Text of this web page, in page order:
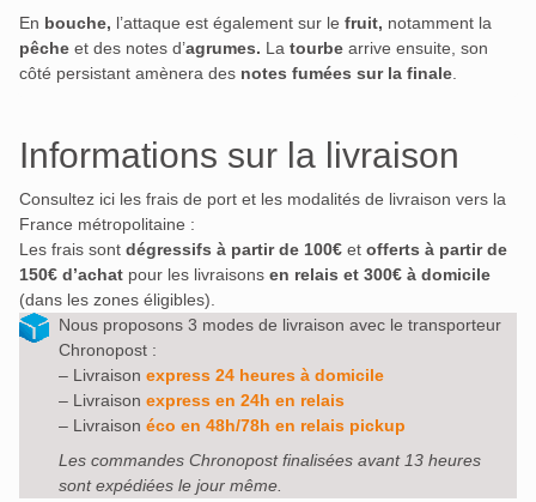
En bouche, l’attaque est également sur le fruit, notamment la
pêche et des notes d’agrumes. La tourbe arrive ensuite, son
côté persistant amènera des notes fumées sur la finale.
Informations sur la livraison
Consultez ici les frais de port et les modalités de livraison vers la
France métropolitaine :
Les frais sont dégressifs à partir de 100€ et offerts à partir de
150€ d’achat pour les livraisons en relais et 300€ à domicile
(dans les zones éligibles).
Nous proposons 3 modes de livraison avec le transporteur
Chronopost :
– Livraison express 24 heures à domicile
– Livraison express en 24h en relais
– Livraison éco en 48h/78h en relais pickup
Les commandes Chronopost finalisées avant 13 heures
sont expédiées le jour même.